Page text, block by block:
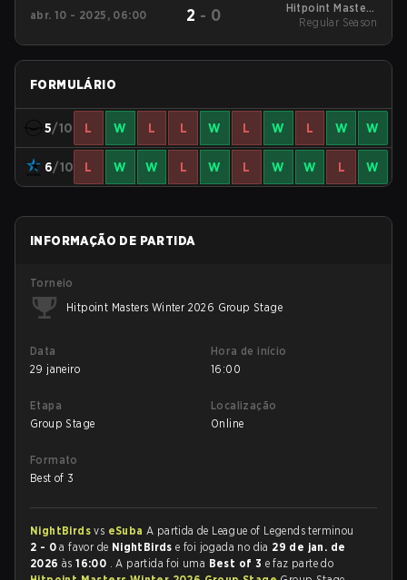
abr. 10 - 2025, 06:00 2 - 0
Hitpoint Masters
Spring 2025 Regular
Regular Season
FORMULÁRIO
5/10 L W L L W L W L W W
6/10 L W W L W L W W L W
INFORMAÇÃO DE PARTIDA
Torneio
Hitpoint Masters Winter 2026 Group Stage
Data
29 janeiro
Hora de início
16:00
Etapa
Group Stage
Localização
Online
Formato
Best of 3
NightBirdsvs eSubaA partida de League of Legends terminou
2 - 0 a favor de NightBirdse foi jogada no dia 29 de jan. de
2026 às16:00 . A partida foi uma Best of 3 e faz parte do